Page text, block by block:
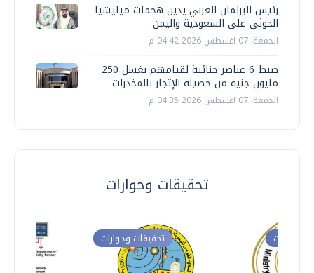
رئيس البرلمان العربي يدين هجمات ميليشيا
الحوثي على السعودية واليمن
الجمعة، 07 اغسطس 2026 04:42 م
ضبط 6 عناصر جنائية لقيامهم بغسل 250
مليون جنيه من حصيلة الإتجار بالمخدرات
الجمعة، 07 اغسطس 2026 04:35 م
تحقيقات وحوارات
تحقيقات وحوارات وحوارات